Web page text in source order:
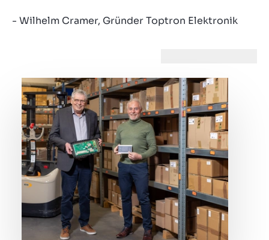
- Wilhelm Cramer, Gründer Toptron Elektronik